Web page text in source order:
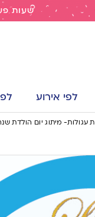
שעות פעילות 9:30-19:00 בחנות |
לפי אירוע